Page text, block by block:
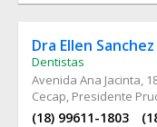
Dra Ellen
Dentistas
Avenida Ana Jacinta,
Cecap, Presidente
(18) 99611-1803